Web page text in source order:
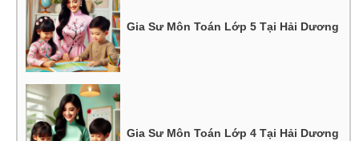
Gia Sư Môn Toán Lớp 5 Tại Hải Dương
Gia Sư Môn Toán Lớp 4 Tại Hải Dương